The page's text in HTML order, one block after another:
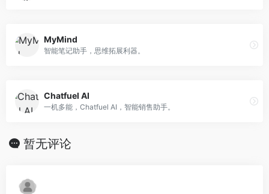
MyMind
智能笔记助手，思维拓展利器。
Chatfuel AI
一机多能，Chatfuel AI，智能销售助手。
暂无评论